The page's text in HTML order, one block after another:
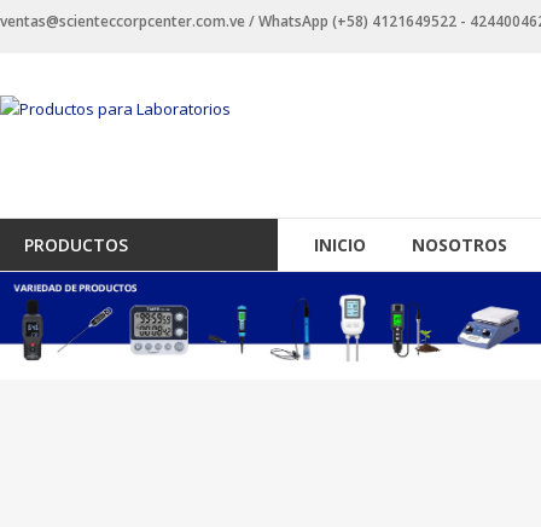
Saltar
ventas@scienteccorpcenter.com.ve / WhatsApp (+58) 4121649522 -
Productos
Investigación,
Industriales
Educacionales.
PRODUCTOS INICIO NOSOTROS